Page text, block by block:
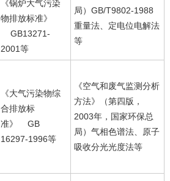
《锅炉大气污染
物排放标准》
GB13271-
2001等
局）GB/T9802-1988
重量法、定电位电解法
等
《大气污染物综
合排放标
准》 GB
16297-1996等
《空气和废气监测分析
方法》（第四版，
2003年，国家环保总
局）气相色谱法、原子
吸收分光光度法等